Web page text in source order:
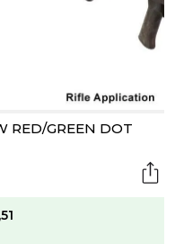
RED/GREEN DOT